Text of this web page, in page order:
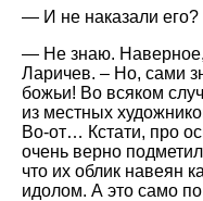
— И не наказали его?
— Не знаю. Наверное,
Ларичев. – Но, сами
божьи! Во всяком
из местных
Во-от… Кстати, про
очень верно
что их облик навеян
идолом. А это само